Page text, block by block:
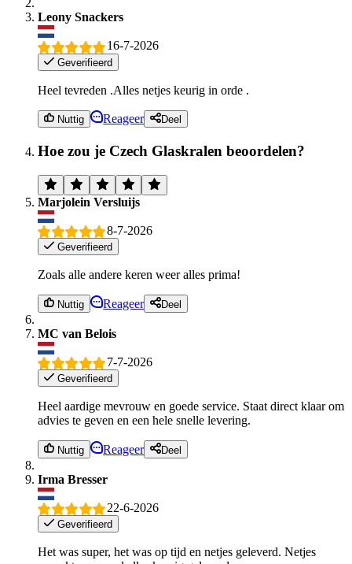
Leony Snackers
16-7-2026
Geverifieerd
Heel tevreden .Alles netjes keurig in orde .
Nuttig Reageer Deel
Hoe zou je Czech Glaskralen beoordelen?
Marjolein Versluijs
8-7-2026
Geverifieerd
Zoals alle andere keren weer alles prima!
Nuttig Reageer Deel
MC van Belois
7-7-2026
Geverifieerd
Heel aardige mevrouw en goede service. Staat direct klaar om
advies te geven en een hele snelle levering.
Nuttig Reageer Deel
Irma Bresser
22-6-2026
Geverifieerd
Het was super, het was op tijd en netjes geleverd. Netjes